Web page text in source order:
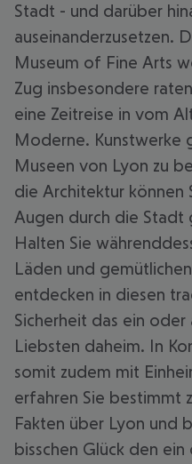
Stadt - und darüber
auseinanderzusetzen.
Museum of Fine Arts
Zug insbesondere
eine Zeitreise in vom
Moderne. Kunstwerke
Museen von Lyon zu
die Architektur können
Augen durch die Stadt
Halten Sie
Läden und
entdecken in diesen
Sicherheit das ein
Liebsten daheim. In
somit zudem mit
erfahren Sie bestimmt
Fakten über Lyon und
bisschen Glück den